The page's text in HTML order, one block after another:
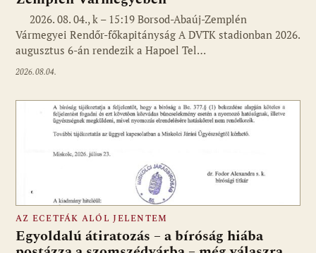
2026. 08. 04., k – 15:19 Borsod-Abaúj-Zemplén
Vármegyei Rendőr-főkapitányság A DVTK stadionban 2026.
augusztus 6-án rendezik a Hapoel Tel…
2026.08.04.
AZ ECETFÁK ALÓL JELENTEM
Egyoldalú átiratozás – a bíróság hiába